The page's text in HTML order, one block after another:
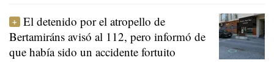
El detenido por el atropello de
Bertamiráns avisó al 112, pero informó de
que había sido un accidente fortuito